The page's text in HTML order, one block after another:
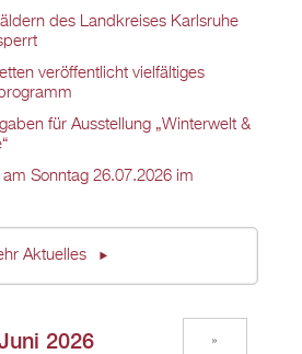
des Landkreises Karlsruhe
veröffentlicht vielfältiges
für Ausstellung „Winterwelt &
Sonntag 26.07.2026 im
Aktuelles
2026 »